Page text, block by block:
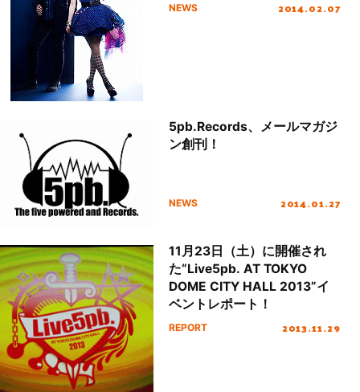
NEWS 2014.02.07
5pb.Records、メールマガジ
ン創刊！
NEWS 2014.01.27
11月23日（土）に開催され
た“Live5pb. AT TOKYO
DOME CITY HALL 2013”イ
ベントレポート！
REPORT 2013.11.29